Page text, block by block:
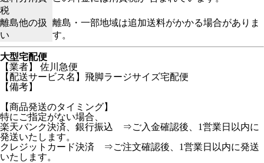
税
離島他の扱
い
離島・一部地域は追加送料がかかる場合がありま
す。
大型宅配便
【業者】 佐川急便
【配送サービス名】飛脚ラージサイズ宅配便
【備考】
【商品発送のタイミング】
特にご指定がない場合、
楽天バンク決済、銀行振込 ⇒ご入金確認後、1営業日以内に
発送いたします。
クレジットカード決済 ⇒ご注文確認後、1営業日以内に発送
いたします。